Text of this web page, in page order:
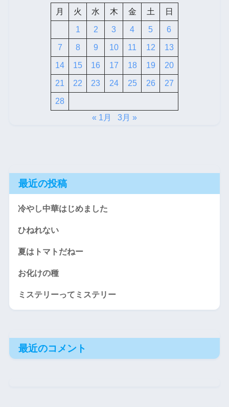
月
火 水 木 金 土 日
1 2 3 4 5 6
7 8 9 10 11 12 13
14 15 16 17 18 19 20
21 22 23 24 25 26 27
28
« 1月
3月 »
最近の投稿
冷やし中華はじめました
ひねれない
夏はトマトだねー
お化けの種
ミステリーってミステリー
最近のコメント